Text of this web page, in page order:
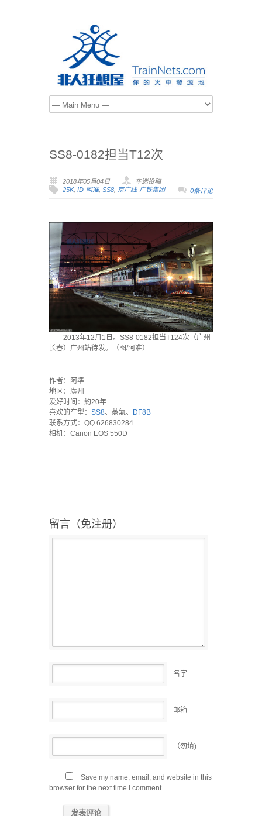
SS8-0182担当T12次
2018年05月04日
车迷投稿
25K, ID-阿准, SS8, 京广线-广铁集团 0条评论
2013年12月1日。SS8-0182担当T124次（广州-
长春）广州站待发。（图/阿准）
作者：阿準
地区：廣州
爱好时间：約20年
喜欢的车型： SS8、蒸氣、 DF8B
联系方式：QQ 626830284
相机：Canon EOS 550D
留言（免注册）
名字
邮箱
（勿填)
Save my name, email, and website in this
browser for the next time I comment.